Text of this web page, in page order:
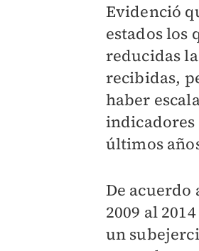
Evidenció
estados los
reducidas
recibidas,
haber
últimos
De acuerdo
2009 al
un